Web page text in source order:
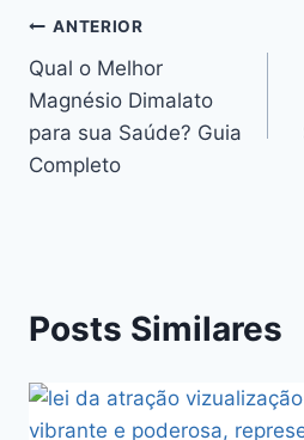
Navegação
de
Post
ANTERIOR
Qual o Melhor
Magnésio Dimalato
para sua Saúde? Guia
Completo
Posts Similares